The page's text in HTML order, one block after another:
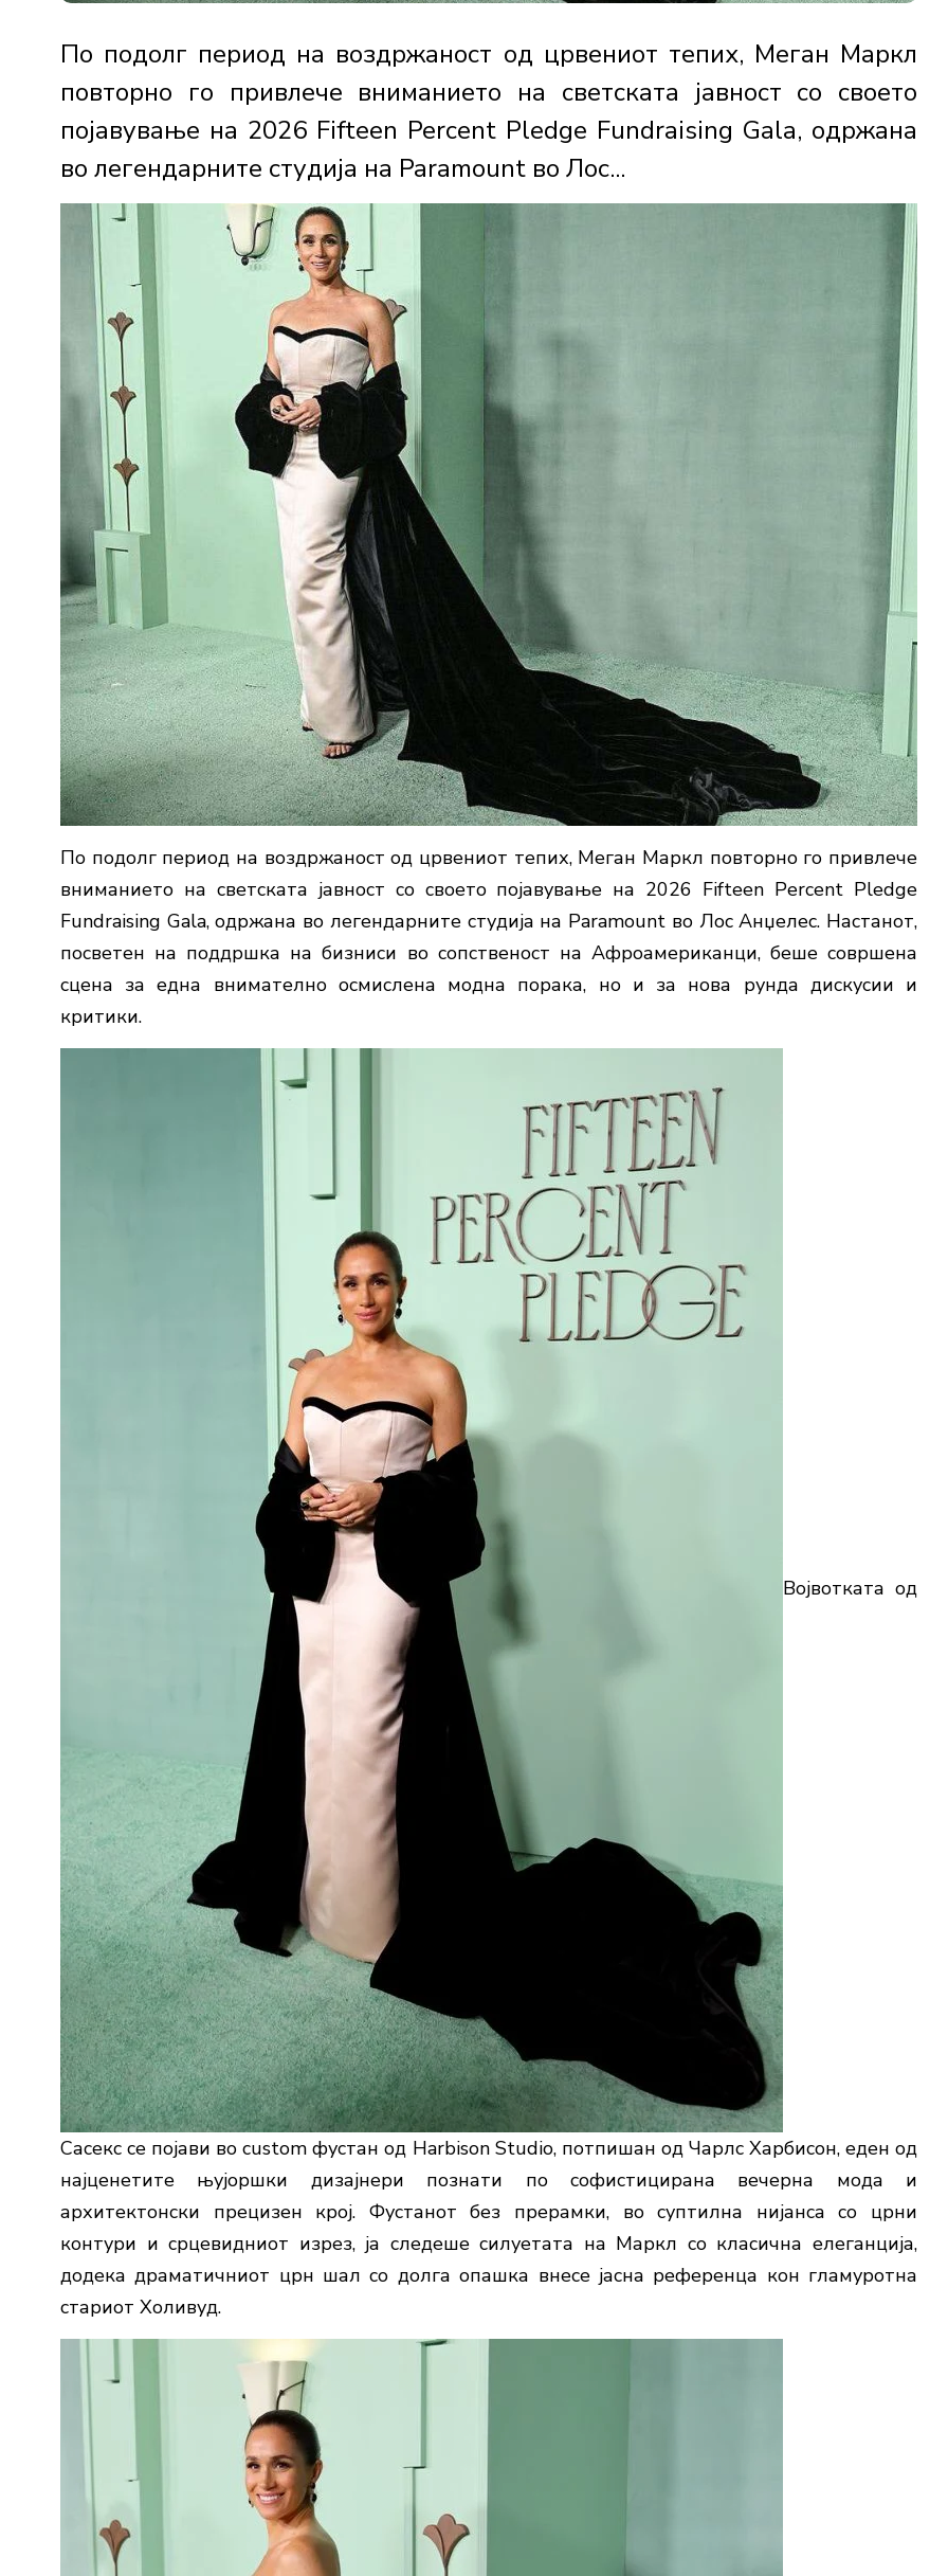
По подолг период на воздржаност од црвениот тепих, Меган Маркл
повторно го привлече вниманието на светската јавност со своето
појавување на 2026 Fifteen Percent Pledge Fundraising Gala, одржана
во легендарните студија на Paramount во Лос...
По подолг период на воздржаност од црвениот тепих, Меган Маркл повторно го привлече
вниманието на светската јавност со своето појавување на 2026 Fifteen Percent Pledge
Fundraising Gala, одржана во легендарните студија на Paramount во Лос Анџелес. Настанот,
посветен на поддршка на бизниси во сопственост на Афроамериканци, беше совршена
сцена за една внимателно осмислена модна порака, но и за нова рунда дискусии и
критики.
Војвотката од
Сасекс се појави во custom фустан од Harbison Studio, потпишан од Чарлс Харбисон, еден од
најценетите њујоршки дизајнери познати по софистицирана вечерна мода и
архитектонски прецизен крој. Фустанот без прерамки, во суптилна нијанса со црни
контури и срцевидниот изрез, ја следеше силуетата на Маркл со класична елеганција,
додека драматичниот црн шал со долга опашка внесе јасна референца кон гламуротна
стариот Холивуд.